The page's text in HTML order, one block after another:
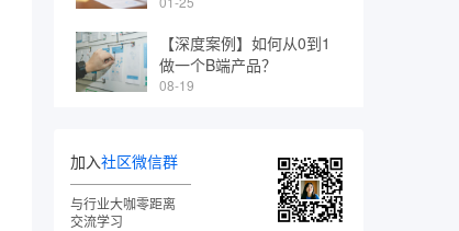
【深度案例】如何从0到1
做一个B端产品？
08-19
加入社区微信群
与行业大咖零距离
交流学习